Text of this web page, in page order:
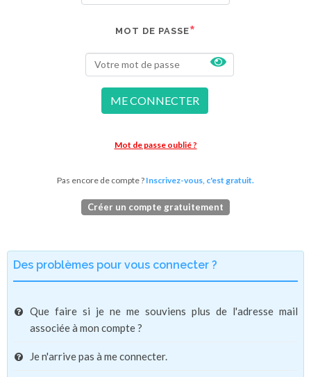
MOT DE PASSE
ME CONNECTER
Mot de passe oublié ?
Pas encore de compte ? Inscrivez-vous, c'est gratuit.
Créer un compte gratuitement
Des problèmes pour vous connecter ?
Que faire si je ne me souviens plus de l'adresse mail
associée à mon compte ?
Je n'arrive pas à me connecter.